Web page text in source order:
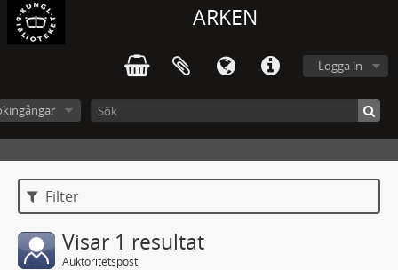
ARKEN
Logga in
Filter
Visar 1 resultat
Auktoritetspost